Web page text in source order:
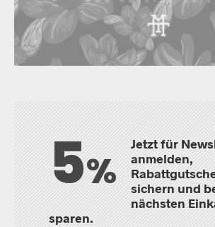
5%
Jetzt für
anmelden,
sichern und
nächsten
sparen.